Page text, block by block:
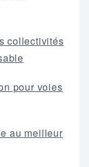
collectivités
pour voies
au meilleur